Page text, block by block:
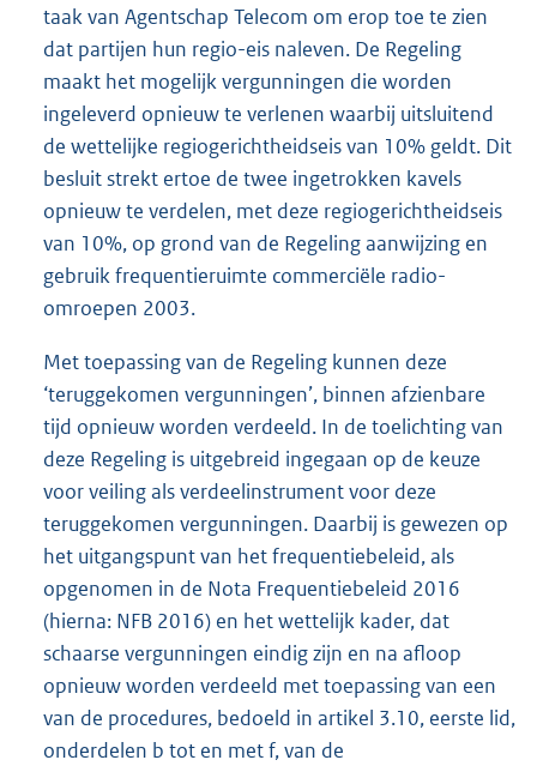
taak van Agentschap Telecom om erop toe te zien
dat partijen hun regio-eis naleven. De Regeling
maakt het mogelijk vergunningen die worden
ingeleverd opnieuw te verlenen waarbij uitsluitend
de wettelijke regiogerichtheidseis van 10% geldt. Dit
besluit strekt ertoe de twee ingetrokken kavels
opnieuw te verdelen, met deze regiogerichtheidseis
van 10%, op grond van de Regeling aanwijzing en
gebruik frequentieruimte commerciële radio-
omroepen 2003.
Met toepassing van de Regeling kunnen deze
‘teruggekomen vergunningen’, binnen afzienbare
tijd opnieuw worden verdeeld. In de toelichting van
deze Regeling is uitgebreid ingegaan op de keuze
voor veiling als verdeelinstrument voor deze
teruggekomen vergunningen. Daarbij is gewezen op
het uitgangspunt van het frequentiebeleid, als
opgenomen in de Nota Frequentiebeleid 2016
(hierna: NFB 2016) en het wettelijk kader, dat
schaarse vergunningen eindig zijn en na afloop
opnieuw worden verdeeld met toepassing van een
van de procedures, bedoeld in artikel 3.10, eerste lid,
onderdelen b tot en met f, van de